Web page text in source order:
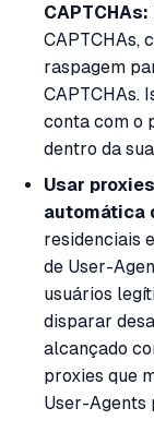
CAPTCHAs:
CAPTCHAs,
raspagem
CAPTCHAs.
conta com o
dentro da
Usar
automática
residenciais
de User-
usuários
disparar
alcançado
proxies que
User-Agents